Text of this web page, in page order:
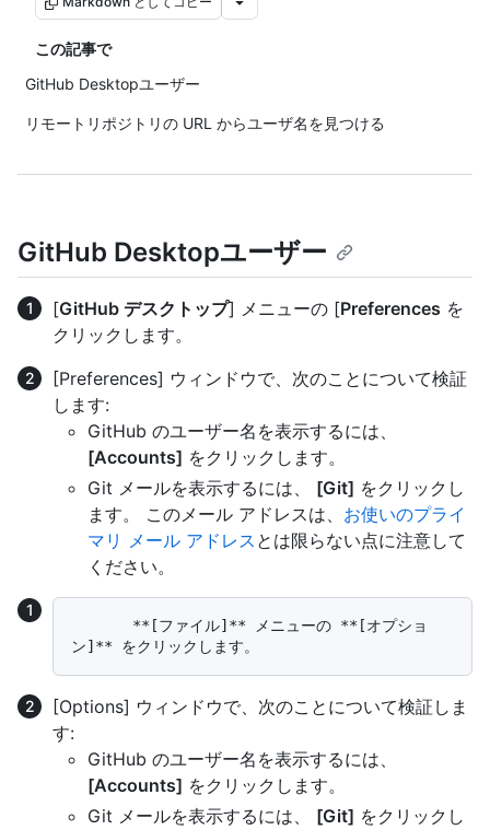
この記事で
GitHub Desktopユーザー
リモートリポジトリの URL からユーザ名を見つける
GitHub Desktopユーザー
[GitHub デスクトップ] メニューの [Preferences を
クリックします。
[Preferences] ウィンドウで、次のことについて検証
します:
GitHub のユーザー名を表示するには、
[Accounts] をクリックします。
Git メールを表示するには、 [Git] をクリックし
ます。 このメール アドレスは、 お使いのプライ
マリ メール アドレス とは限らない点に注意して
ください。
[Options] ウィンドウで、次のことについて検証しま
す:
GitHub のユーザー名を表示するには、
[Accounts] をクリックします。
Git メールを表示するには、 [Git] をクリックし